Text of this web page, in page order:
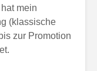
mein
(klassische
zur Promotion